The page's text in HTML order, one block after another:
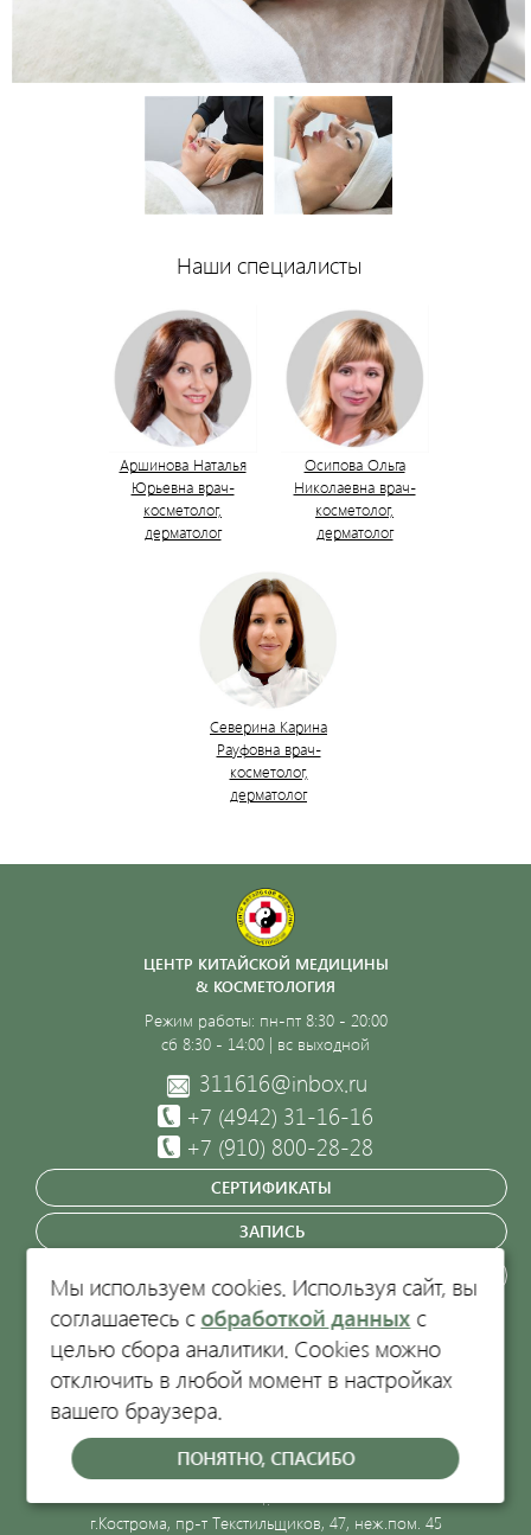
Наши специалисты
Аршинова Наталья
Юрьевна врач-
косметолог,
дерматолог
Осипова Ольга
Николаевна врач-
косметолог,
дерматолог
Северина Карина
Рауфовна врач-
косметолог,
дерматолог
ЦЕНТР КИТАЙСКОЙ МЕДИЦИНЫ
& КОСМЕТОЛОГИЯ
Режим работы: пн-пт 8:30 - 20:00
сб 8:30 - 14:00 | вс выходной
311616@inbox.ru
+7 (4942) 31-16-16
+7 (910) 800-28-28
СЕРТИФИКАТЫ
ЗАПИСЬ
ЗАКАЗАТЬ ЗВОНОК
Кострома, пр-т Текстильщиков, 47
Политика обработки персональных данных.
ООО "Центр китайской медицины-1", ИНН 4401052660, ОГРН
1054408629032, Лицензия Л041-01140-44/00572232 от 17.06.2010
г.
г.Кострома, пр-т Текстильщиков, 47, неж.пом. 45
Мы используем cookies. Используя сайт, вы
соглашаетесь с обработкой данных с
целью сбора аналитики. Cookies можно
отключить в любой момент в настройках
вашего браузера.
ПОНЯТНО, СПАСИБО